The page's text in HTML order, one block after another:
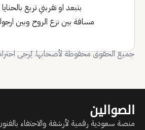
بتبعد او تقربني تربع
مسافة بين نزع الروح وبين
جميع الحقوق محفوظة لأصحابها. يُرجى
الصوالين
منصة سعودية رقمية لأرشفة والاحتفاء